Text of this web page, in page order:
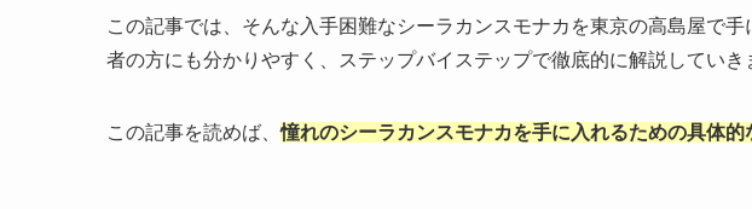
この記事では、そんな入手困難なシーラカンスモナカを東京の高島屋で
者の方にも分かりやすく、ステップバイステップで徹底的に解説していき
この記事を読めば、憧れのシーラカンスモナカを手に入れるための具体的